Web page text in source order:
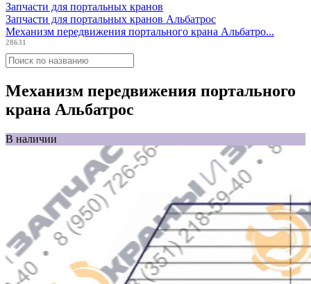
Запчасти для портальных кранов
Запчасти для портальных кранов Альбатрос
Механизм передвижения портального крана Альбатро...
28631
Механизм передвижения портального
крана Альбатрос
В наличии